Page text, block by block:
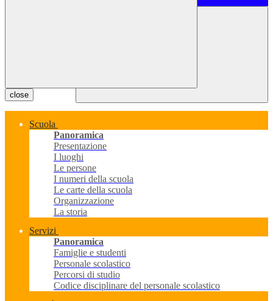
close
Scuola
Panoramica
Presentazione
I luoghi
Le persone
I numeri della scuola
Le carte della scuola
Organizzazione
La storia
Servizi
Panoramica
Famiglie e studenti
Personale scolastico
Percorsi di studio
Codice disciplinare del personale scolastico